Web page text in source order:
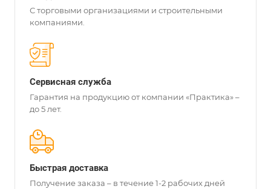
С торговыми организациями и строительными
компаниями.
Сервисная служба
Гарантия на продукцию от компании «Практика» –
до 5 лет.
Быстрая доставка
Получение заказа – в течение 1-2 рабочих дней